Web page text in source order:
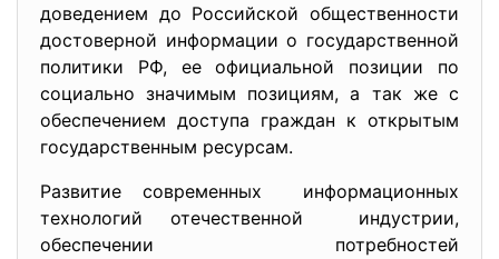
доведением до Российской общественности
достоверной информации о государственной
политики РФ, ее официальной позиции по
социально значимым позициям, а так же с
обеспечением доступа граждан к открытым
государственным ресурсам.
Развитие современных информационных
технологий отечественной индустрии,
обеспечении потребностей